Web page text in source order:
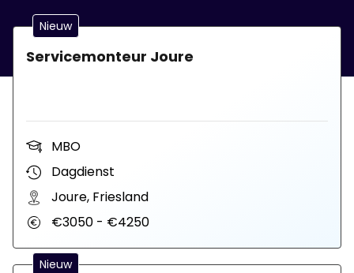
Nieuw
Servicemonteur Joure
MBO
Dagdienst
Joure, Friesland
€3050 - €4250
Nieuw